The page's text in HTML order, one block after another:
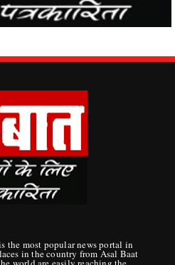
the most popular news portal in
in the country from Asal Baat